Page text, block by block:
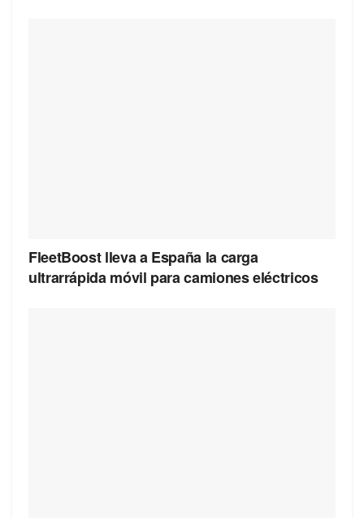
FleetBoost lleva a España la carga
ultrarrápida móvil para camiones eléctricos